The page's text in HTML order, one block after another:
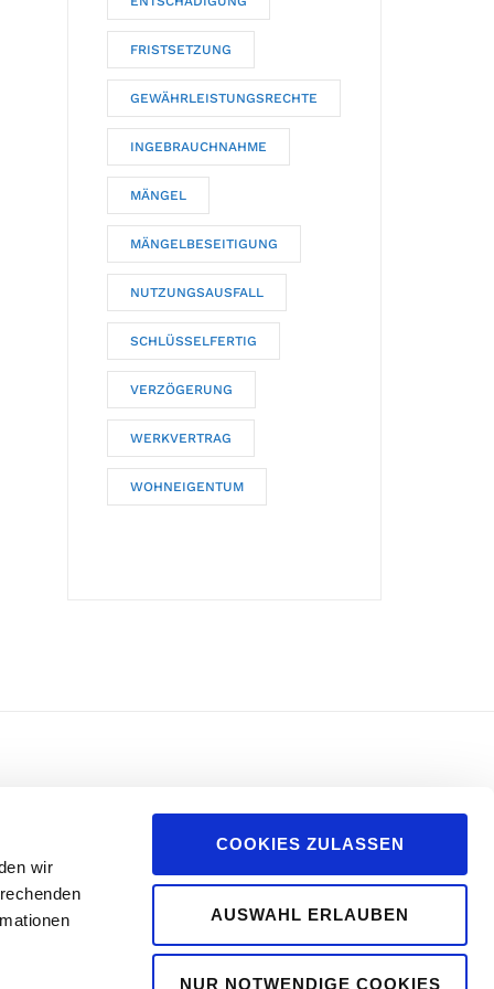
wir
COOKIES ZULASSEN
AUSWAHL ERLAUBEN
NUR NOTWENDIGE COOKIES
FRISTSETZUNG
GEWÄHRLEISTUNGSRECHTE
INGEBRAUCHNAHME
MÄNGEL
MÄNGELBESEITIGUNG
NUTZUNGSAUSFALL
SCHLÜSSELFERTIG
VERZÖGERUNG
WERKVERTRAG
WOHNEIGENTUM
0
Impressum
Datenschutzerklärung